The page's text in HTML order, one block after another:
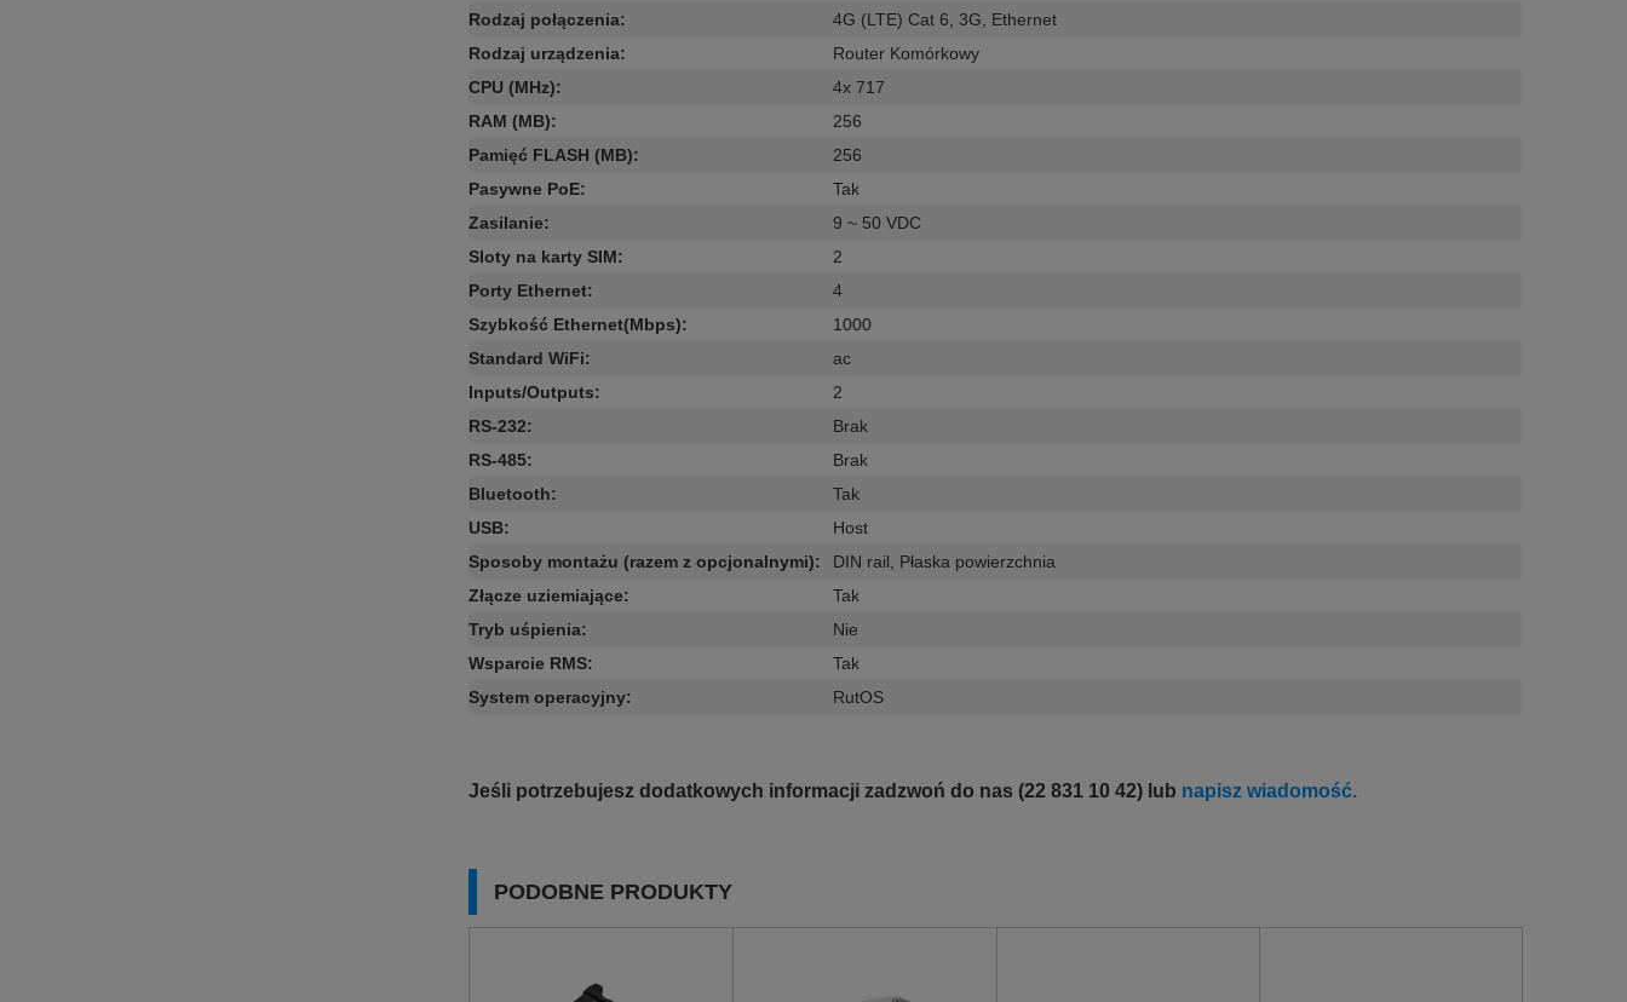
Rodzaj połączenia: 4G (LTE) Cat 6 3G
Ethernet
Rodzaj urządzenia:
Router Komórkowy
CPU (MHz):
4x 717
RAM (MB):
256
Pamięć FLASH (MB):
256
Pasywne PoE:
Tak
Zasilanie:
9 ~ 50 VDC
Sloty na karty SIM:
2
Porty Ethernet:
4
Szybkość Ethernet(Mbps):
1000
Standard WiFi:
ac
Inputs/Outputs:
2
RS-232:
Brak
RS-485:
Brak
Bluetooth:
Tak
USB:
Host
Sposoby montażu (razem z opcjonalnymi): DIN rail
Płaska powierzchnia
Złącze uziemiające:
Tak
Tryb uśpienia:
Nie
Wsparcie RMS:
Tak
System operacyjny: RutOS
Jeśli potrzebujesz dodatkowych informacji zadzwoń do nas (22 831 10 42) lub napisz wiadomość.
PODOBNE PRODUKTY